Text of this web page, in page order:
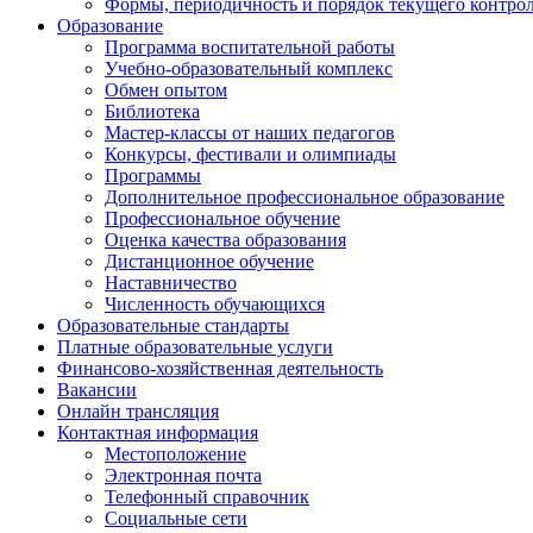
Образование
Программа воспитательной работы
Учебно-образовательный комплекс
Обмен опытом
Библиотека
Мастер-классы от наших педагогов
Конкурсы, фестивали и олимпиады
Программы
Дополнительное профессиональное образование
Профессиональное обучение
Оценка качества образования
Дистанционное обучение
Наставничество
Численность обучающихся
Образовательные стандарты
Платные образовательные услуги
Финансово-хозяйственная деятельность
Вакансии
Онлайн трансляция
Контактная информация
Местоположение
Электронная почта
Телефонный справочник
Социальные сети